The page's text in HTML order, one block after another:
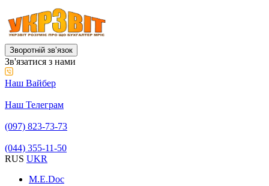
Зворотній звʼязок
Зв'язатися з нами
Наш Вайбер
Наш Телеграм
(097) 823-73-73
(044) 355-11-50
RUS UKR
M.E.Doc